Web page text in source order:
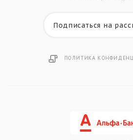
Подписаться на
ПОЛИТИКА